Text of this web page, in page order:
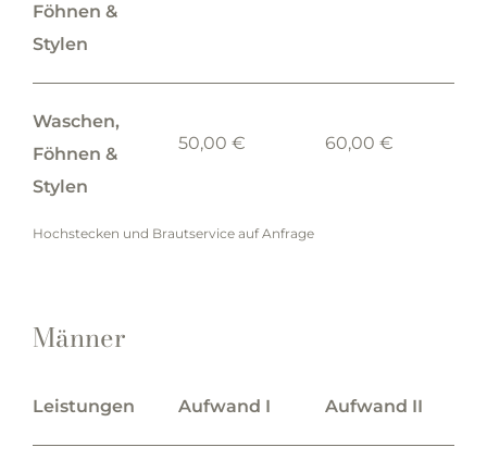
Föhnen &
Stylen
Waschen,
Föhnen &
Stylen
50,00 € 60,00 €
Hochstecken und Brautservice auf Anfrage
Männer
Leistungen Aufwand I Aufwand II